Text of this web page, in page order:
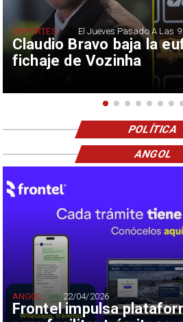
Claudio Bravo baja la
fichaje de Vozinha
DEPORTES El Jueves Pasado A Las
POLÍTICA
Frontel impulsa
ANGOL 22/04/2026
ANGOL